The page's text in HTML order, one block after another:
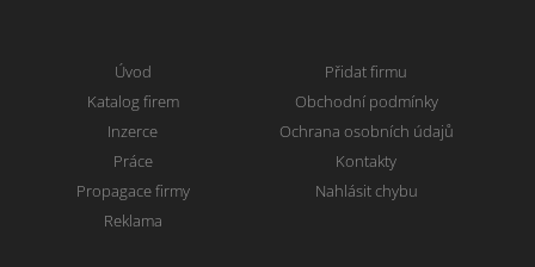
Úvod
Katalog firem
Inzerce
Práce
Propagace firmy
Reklama
Přidat firmu
Obchodní podmínky
Ochrana osobních údajů
Kontakty
Nahlásit chybu